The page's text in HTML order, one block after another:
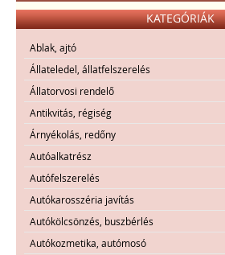
KATEGÓRIÁK
Ablak, ajtó
Állateledel, állatfelszerelés
Állatorvosi rendelő
Antikvitás, régiség
Árnyékolás, redőny
Autóalkatrész
Autófelszerelés
Autókarosszéria javítás
Autókölcsönzés, buszbérlés
Autókozmetika, autómosó